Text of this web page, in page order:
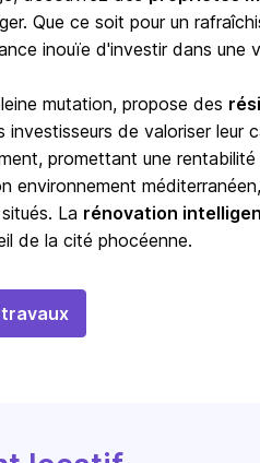
Que ce soit pour un
inouïe d'investir dans une
mutation, propose des
investisseurs de valoriser leur
promettant une
environnement
La rénovation
de la cité phocéenne.
travaux